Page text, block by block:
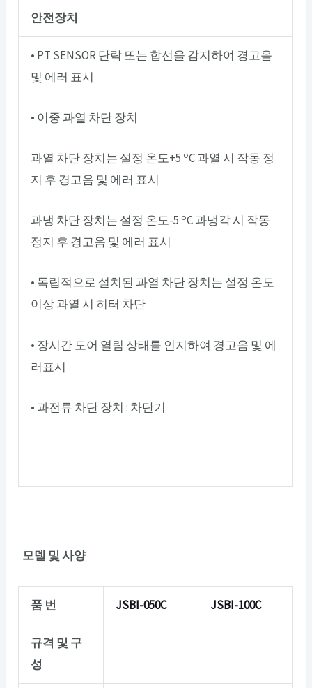
안전장치
• PT SENSOR 단락 또는 합선을 감지하여 경고음
및 에러 표시
• 이중 과열 차단 장치
과열 차단 장치는 설정 온도+5 oC 과열 시 작동 정
지 후 경고음 및 에러 표시
과냉 차단 장치는 설정 온도-5 oC 과냉각 시 작동
정지 후 경고음 및 에러 표시
• 독립적으로 설치된 과열 차단 장치는 설정 온도
이상 과열 시 히터 차단
• 장시간 도어 열림 상태를 인지하여 경고음 및 에
러표시
• 과전류 차단 장치 : 차단기
모델 및 사양
품 번 JSBI-050C JSBI-100C
규격 및 구
성